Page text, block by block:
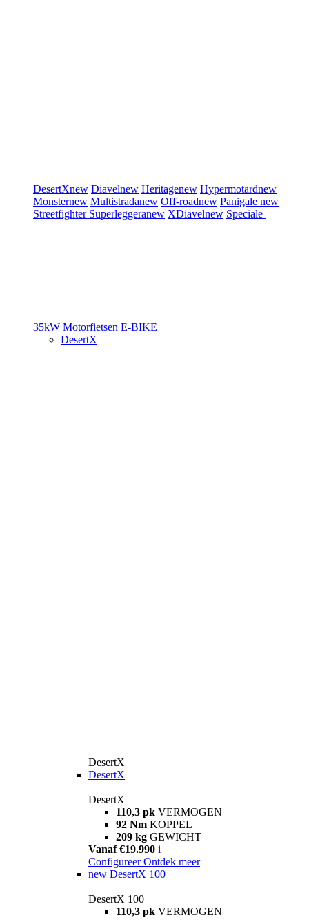
DesertXnew Diavelnew Heritagenew Hypermotardnew
Monsternew Multistradanew Off-roadnew Panigale new
Streetfighter Superleggeranew XDiavelnew Speciale
35kW Motorfietsen E-BIKE
DesertX
DesertX
DesertX
DesertX
110,3 pk VERMOGEN
92 Nm KOPPEL
209 kg GEWICHT
Vanaf €19.990 i
Configureer Ontdek meer
new DesertX 100
DesertX 100
110,3 pk VERMOGEN